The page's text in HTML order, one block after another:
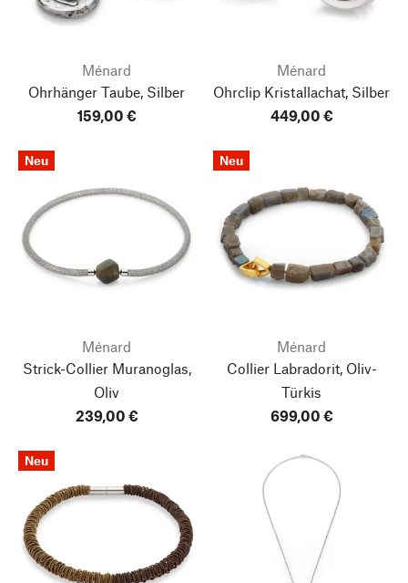
Ménard
Ohrhänger Taube, Silber
159,00 €
Ménard
Ohrclip Kristallachat, Silber
449,00 €
Neu
Ménard
Strick-Collier Muranoglas,
Oliv
239,00 €
Neu
Ménard
Collier Labradorit, Oliv-
Türkis
699,00 €
Neu